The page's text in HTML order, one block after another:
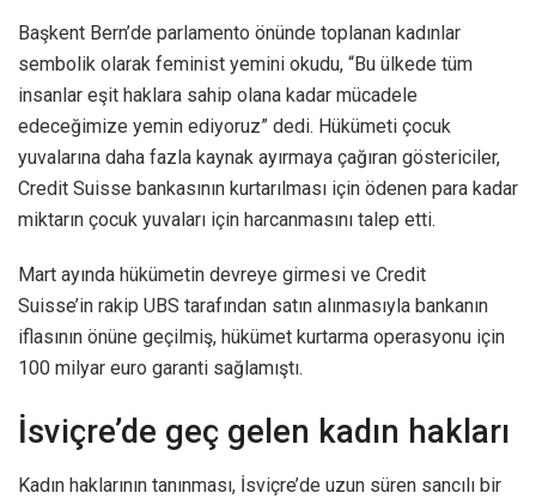
Başkent Bern’de parlamento önünde toplanan kadınlar
sembolik olarak feminist yemini okudu, “Bu ülkede tüm
insanlar eşit haklara sahip olana kadar mücadele
edeceğimize yemin ediyoruz” dedi. Hükümeti çocuk
yuvalarına daha fazla kaynak ayırmaya çağıran göstericiler,
Credit Suisse bankasının kurtarılması için ödenen para kadar
miktarın çocuk yuvaları için harcanmasını talep etti.
Mart ayında hükümetin devreye girmesi ve Credit
Suisse’in rakip UBS tarafından satın alınmasıyla bankanın
iflasının önüne geçilmiş, hükümet kurtarma operasyonu için
100 milyar euro garanti sağlamıştı.
İsviçre’de geç gelen kadın hakları
Kadın haklarının tanınması, İsviçre’de uzun süren sancılı bir